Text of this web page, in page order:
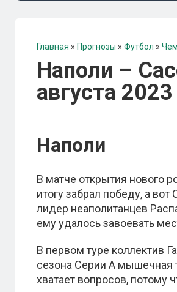
Главная » Прогнозы » Футбол »
Наполи –
августа 2023
Наполи
В матче открытия нового
итогу забрал победу, а
лидер неаполитанцев
ему удалось завоевать
В первом туре коллектив
сезона Серии А мышечная
хватает вопросов, потому